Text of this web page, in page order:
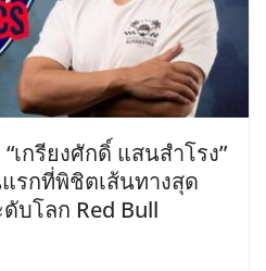
เกรียงศักดิ์ แสนสำโรง”
รกที่พิชิตเส้นทางสุด
บโลก Red Bull